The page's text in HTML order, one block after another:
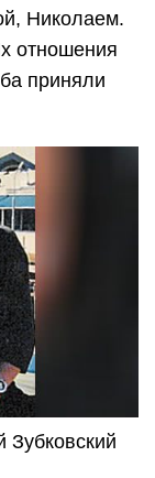
Николаем.
отношения
приняли